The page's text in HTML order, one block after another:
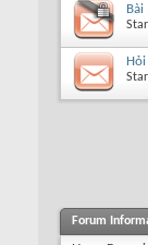
Bài
Forum